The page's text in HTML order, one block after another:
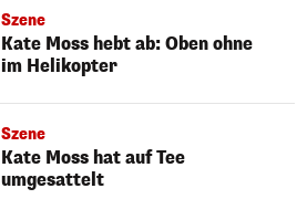
Szene
Kate Moss hebt ab: Oben ohne
im Helikopter
Szene
Kate Moss hat auf Tee
umgesattelt